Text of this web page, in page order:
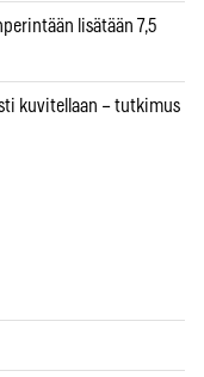
lisätään 7,5
kuvitellaan – tutkimus